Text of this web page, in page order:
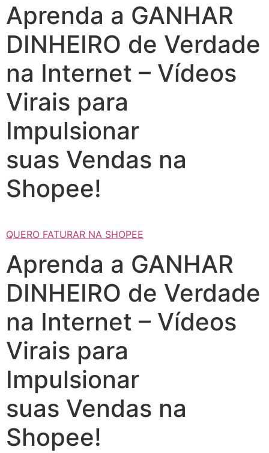
Aprenda a GANHAR
DINHEIRO de Verdade
na Internet – Vídeos
Virais para
Impulsionar
suas Vendas na
Shopee!
QUERO FATURAR NA SHOPEE
Aprenda a GANHAR
DINHEIRO de Verdade
na Internet – Vídeos
Virais para
Impulsionar
suas Vendas na
Shopee!